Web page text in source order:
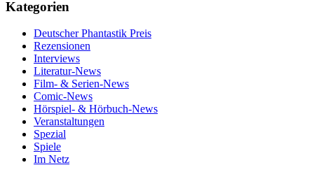
Kategorien
Deutscher Phantastik Preis
Rezensionen
Interviews
Literatur-News
Film- & Serien-News
Comic-News
Hörspiel- & Hörbuch-News
Veranstaltungen
Spezial
Spiele
Im Netz